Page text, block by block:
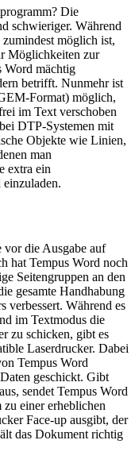
Die
schwieriger. Während
möglich ist,
Möglichkeiten zur
Word mächtig
betrifft. Nunmehr ist
Format) möglich,
im Text verschoben
DTP-Systemen mit
Objekte wie Linien,
man
extra ein
die Ausgabe auf
hat Tempus Word noch
Seitengruppen an den
gesamte Handhabung
verbessert. Während es
im Textmodus die
zu schicken, gibt es
Laserdrucker. Dabei
Tempus Word
geschickt. Gibt
sendet Tempus Word
einer erheblichen
Face-up ausgibt, der
das Dokument richtig